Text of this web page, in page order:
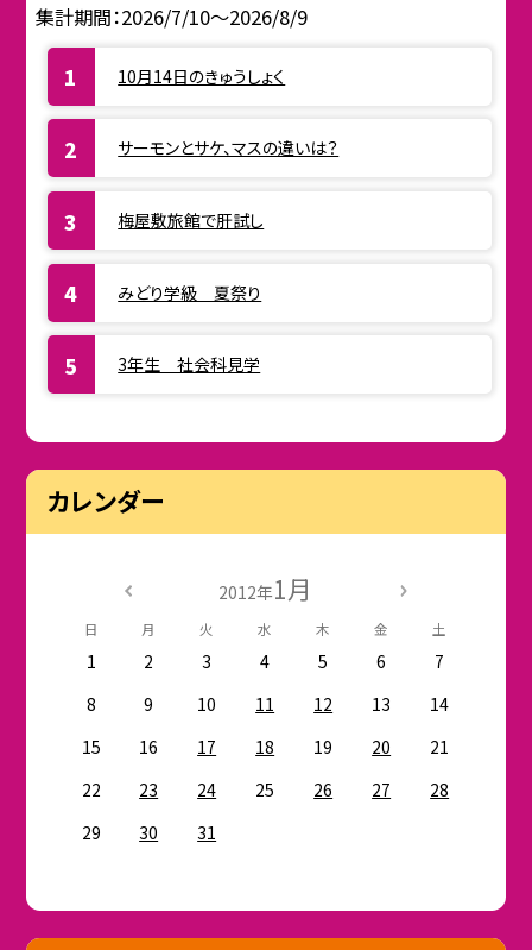
集計期間：2026/7/10～2026/8/9
10月14日のきゅうしょく
サーモンとサケ、マスの違いは？
梅屋敷旅館で肝試し
みどり学級 夏祭り
3年生 社会科見学
カレンダー
2012年1月
日 月 火 水 木 金 土
1 2 3 4 5 6
7
8
9 10 11 12 13
14
15
16 17 18 19 20
21
22
23 24 25 26 27
28
29
30 31